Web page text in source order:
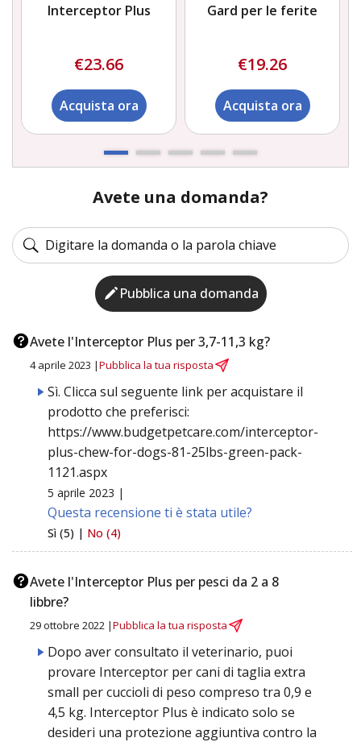
Interceptor Plus
€23.66
Acquista ora
Gard per le ferite
€19.26
Acquista ora
Avete una domanda?
Pubblica una domanda
Avete l'Interceptor Plus per 3,7-11,3 kg?
4 aprile 2023 |Pubblica la tua risposta
Sì. Clicca sul seguente link per acquistare il
prodotto che preferisci:
https://www.budgetpetcare.com/interceptor-
plus-chew-for-dogs-81-25lbs-green-pack-
1121.aspx
5 aprile 2023 |
Questa recensione ti è stata utile?
Sì (5) | No (4)
Avete l'Interceptor Plus per pesci da 2 a 8
libbre?
29 ottobre 2022 |Pubblica la tua risposta
Dopo aver consultato il veterinario, puoi
provare Interceptor per cani di taglia extra
small per cuccioli di peso compreso tra 0,9 e
4,5 kg. Interceptor Plus è indicato solo se
desideri una protezione aggiuntiva contro la